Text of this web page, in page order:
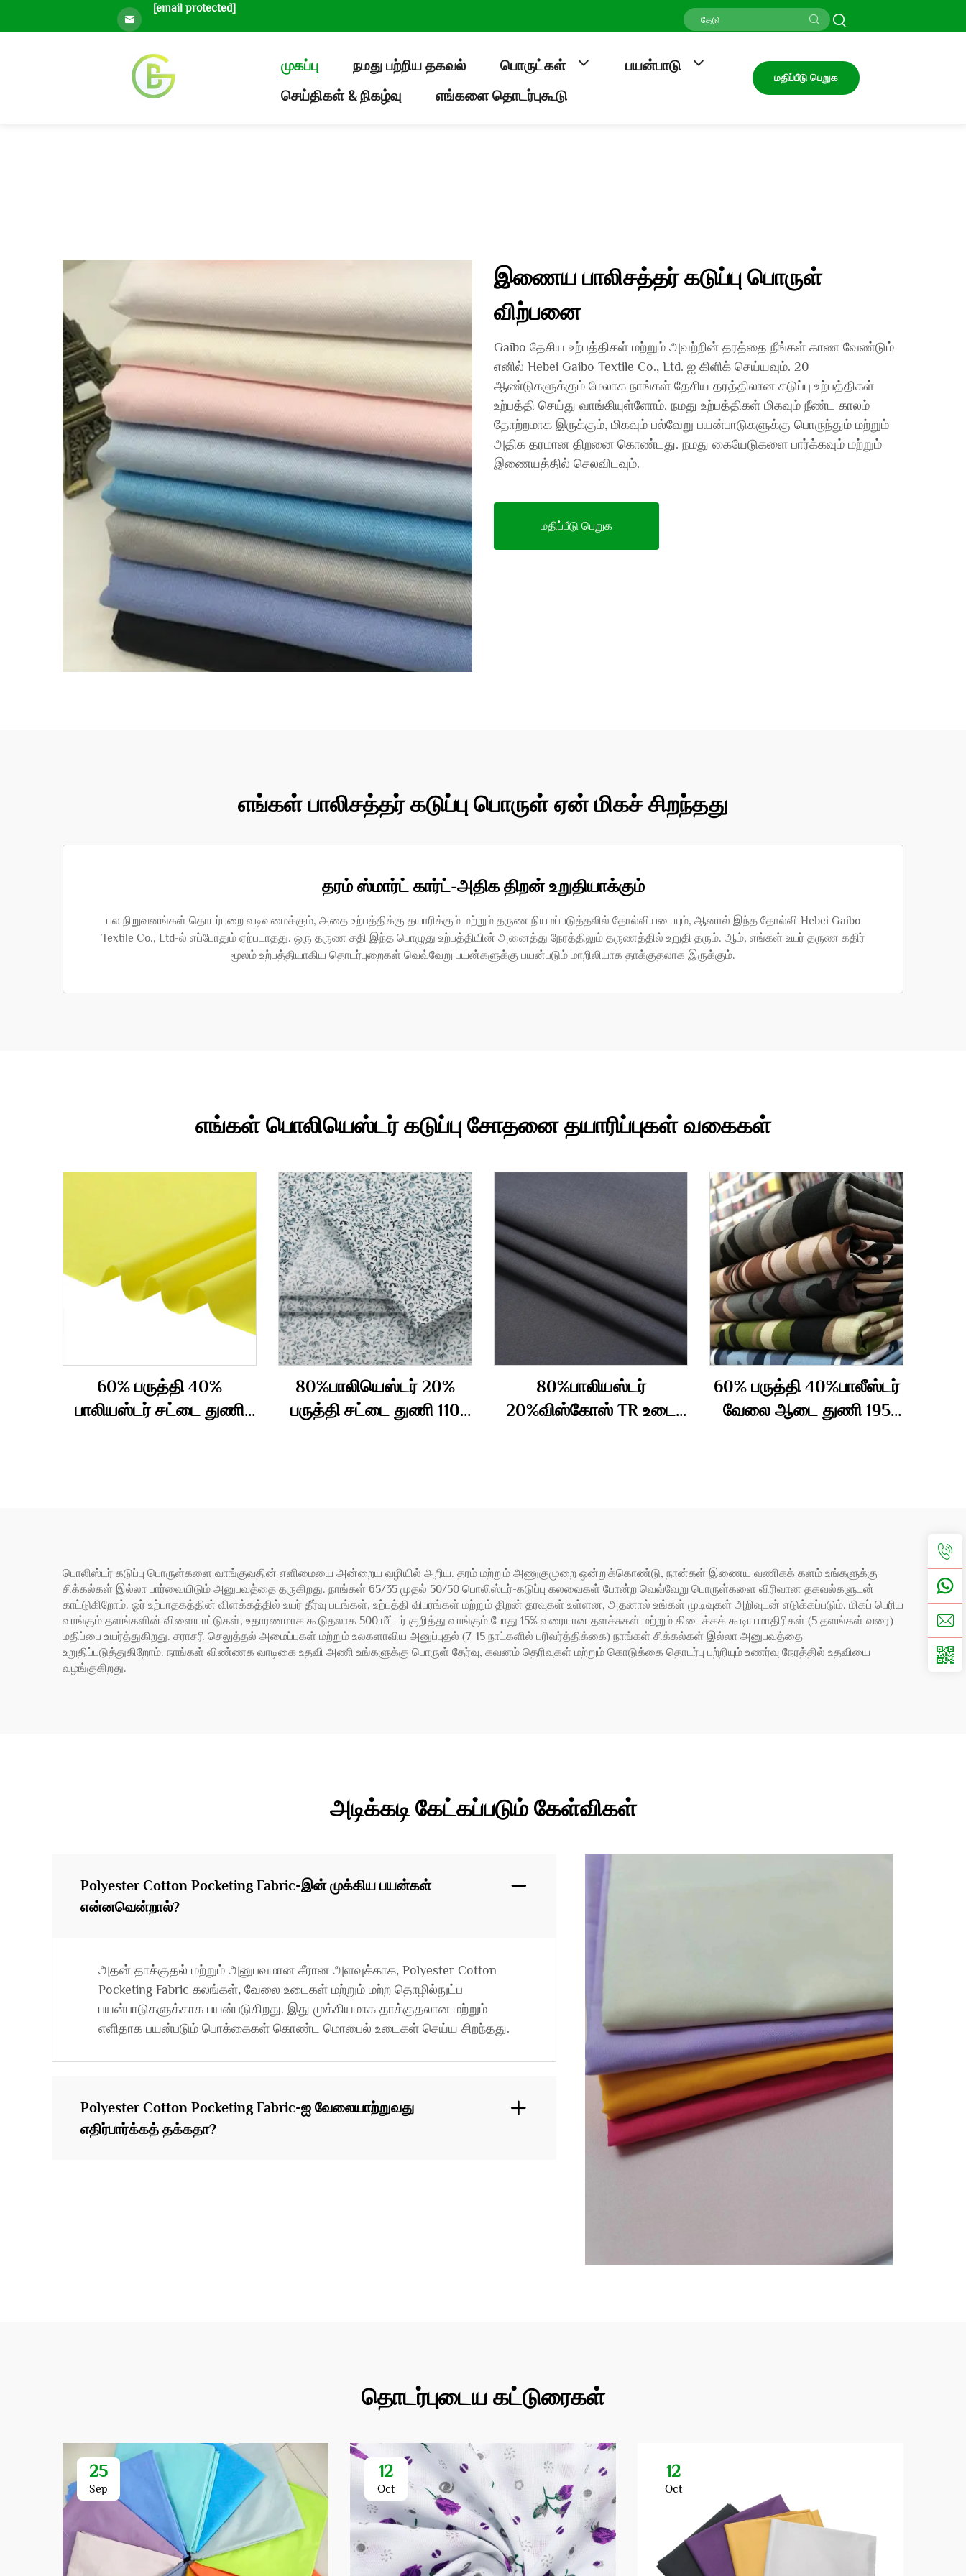
[email protected]
முகப்பு நமது பற்றிய தகவல் பொருட்கள்
பயன்பாடு
செய்திகள் & நிகழ்வு
எங்களை தொடர்புகூடு
மதிப்பீடு பெறுக
இணைய பாலிசத்தர் கடுப்பு பொருள்
விற்பனை
Gaibo தேசிய உற்பத்திகள் மற்றும் அவற்றின் தரத்தை நீங்கள் காண வேண்டும்
எனில் Hebei Gaibo Textile Co., Ltd. ஐ கிளிக் செய்யவும். 20
ஆண்டுகளுக்கும் மேலாக நாங்கள் தேசிய தரத்திலான கடுப்பு உற்பத்திகள்
உற்பத்தி செய்து வாங்கியுள்ளோம். நமது உற்பத்திகள் மிகவும் நீண்ட காலம்
தோற்றமாக இருக்கும், மிகவும் பல்வேறு பயன்பாடுகளுக்கு பொருந்தும் மற்றும்
அதிக தரமான திறனை கொண்டது. நமது கையேடுகளை பார்க்கவும் மற்றும்
இணையத்தில் செலவிடவும்.
மதிப்பீடு பெறுக
எங்கள் பாலிசத்தர் கடுப்பு பொருள் ஏன் மிகச் சிறந்தது
தரம் ஸ்மார்ட் கார்ட்-அதிக திறன் உறுதியாக்கும்
பல நிறுவனங்கள் தொடர்புறை வடிவமைக்கும், அதை உற்பத்திக்கு தயாரிக்கும் மற்றும் தருண நியமப்படுத்தலில் தோல்வியடையும், ஆனால் இந்த தோல்வி Hebei Gaibo
Textile Co., Ltd-ல் எப்போதும் ஏற்படாதது. ஒரு தருண சதி இந்த பொழுது உற்பத்தியின் அனைத்து நேரத்திலும் தருணத்தில் உறுதி தரும். ஆம், எங்கள் உயர் தருண கதிர்
மூலம் உற்பத்தியாகிய தொடர்புறைகள் வெவ்வேறு பயன்களுக்கு பயன்படும் மாறிலியாக தாக்குதலாக இருக்கும்.
எங்கள் பொலியெஸ்டர் கடுப்பு சோதனை தயாரிப்புகள் வகைகள்
60% பருத்தி 40%
பாலியஸ்டர் சட்டை துணி
80%பாலியெஸ்டர் 20%
பருத்தி சட்டை துணி 110
80%பாலியஸ்டர்
20%விஸ்கோஸ் TR உடை
60% பருத்தி 40%பாலீஸ்டர்
வேலை ஆடை துணி 195
பொலிஸ்டர் கடுப்பு பொருள்களை வாங்குவதின் எளிமையை அன்றைய வழியில் அறிய. தரம் மற்றும் அணுகுமுறை ஒன்றுக்கொண்டு, நான்கள் இணைய வணிகக் களம் உங்களுக்கு
சிக்கல்கள் இல்லா பார்வையிடும் அனுபவத்தை தருகிறது. நாங்கள் 65/35 முதல் 50/50 பொலிஸ்டர்-கடுப்பு கலவைகள் போன்ற வெவ்வேறு பொருள்களை விரிவான தகவல்களுடன்
காட்டுகிறோம். ஓர் உற்பாதகத்தின் விளக்கத்தில் உயர் தீர்வு படங்கள், உற்பத்தி விபரங்கள் மற்றும் திறன் தரவுகள் உள்ளன, அதனால் உங்கள் முடிவுகள் அறிவுடன் எடுக்கப்படும். மிகப் பெரிய
வாங்கும் தளங்களின் விளையாட்டுகள், உதாரணமாக கூடுதலாக 500 மீட்டர் குறித்து வாங்கும் போது 15% வரையான தளச்சுகள் மற்றும் கிடைக்கக் கூடிய மாதிரிகள் (5 தளங்கள் வரை)
மதிப்பை உயர்த்துகிறது. சராசரி செலுத்தல் அமைப்புகள் மற்றும் உலகளாவிய அனுப்புதல் (7-15 நாட்களில் பரிவர்த்திக்கை) நாங்கள் சிக்கல்கள் இல்லா அனுபவத்தை
உறுதிப்படுத்துகிறோம். நாங்கள் விண்ணக வாடிகை உதவி அணி உங்களுக்கு பொருள் தேர்வு, கவனம் தெரிவுகள் மற்றும் கொடுக்கை தொடர்பு பற்றியும் உணர்வு நேரத்தில் உதவியை
வழங்குகிறது.
அடிக்கடி கேட்கப்படும் கேள்விகள்
Polyester Cotton Pocketing Fabric-இன் முக்கிய பயன்கள்
என்னவென்றால்?
அதன் தாக்குதல் மற்றும் அனுபவமான சீரான அளவுக்காக, Polyester Cotton
Pocketing Fabric கலங்கள், வேலை உடைகள் மற்றும் மற்ற தொழில்நுட்ப
பயன்பாடுகளுக்காக பயன்படுகிறது. இது முக்கியமாக தாக்குதலான மற்றும்
எளிதாக பயன்படும் பொக்கைகள் கொண்ட மொபைல் உடைகள் செய்ய சிறந்தது.
Polyester Cotton Pocketing Fabric-ஐ வேலையாற்றுவது
எதிர்பார்க்கத் தக்கதா?
தொடர்புடைய கட்டுரைகள்
25
Sep
12
Oct
12
Oct